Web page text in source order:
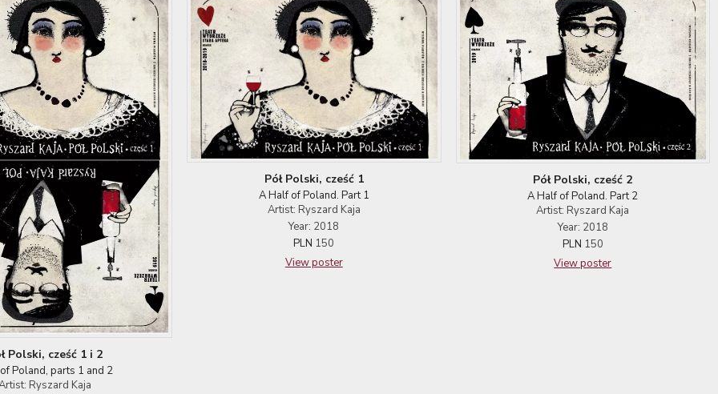
Polski, cześć 1 i 2
Poland, parts 1 and 2
Ryszard Kaja
Pół Polski, cześć 1
A Half of Poland. Part 1
Artist: Ryszard Kaja
Year: 2018
PLN 150
View poster
Pół Polski, cześć 2
A Half of Poland. Part 2
Artist: Ryszard Kaja
Year: 2018
PLN 150
View poster